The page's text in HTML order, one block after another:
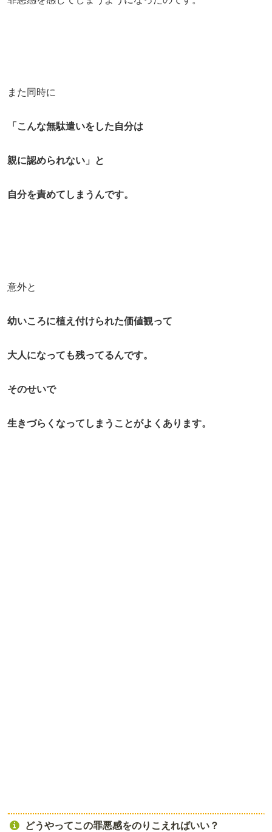
また同時に
「こんな無駄遣いをした自分は
親に認められない」と
自分を責めてしまうんです。
意外と
幼いころに植え付けられた価値観って
大人になっても残ってるんです。
そのせいで
生きづらくなってしまうことがよくあります。
どうやってこの罪悪感をのりこえればいい？